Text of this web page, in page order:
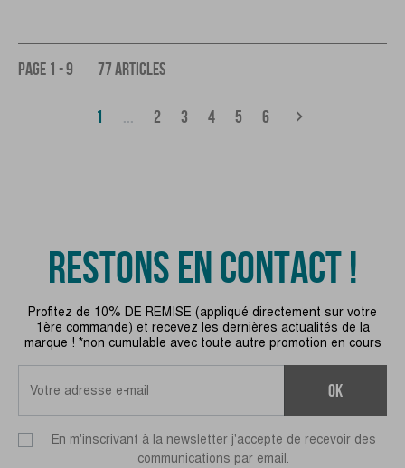
PAGE 1 - 9 77 ARTICLES
1 (CURRENT)
... 2 3 4 5 6 chevron_right
RESTONS EN CONTACT !
Profitez de 10% DE REMISE (appliqué directement sur votre
1ère commande) et recevez les dernières actualités de la
marque ! *non cumulable avec toute autre promotion en cours
ok
En m'inscrivant à la newsletter j'accepte de recevoir des
communications par email.